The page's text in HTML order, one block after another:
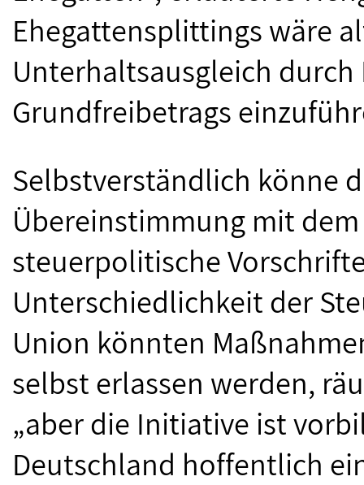
Ehegattensplittings wäre
Unterhaltsausgleich
Grundfreibetrags
Selbstverständlich könne
Übereinstimmung mit
steuerpolitische
Unterschiedlichkeit der
Union könnten
selbst erlassen werden,
„aber die Initiative ist
Deutschland hoffentlich